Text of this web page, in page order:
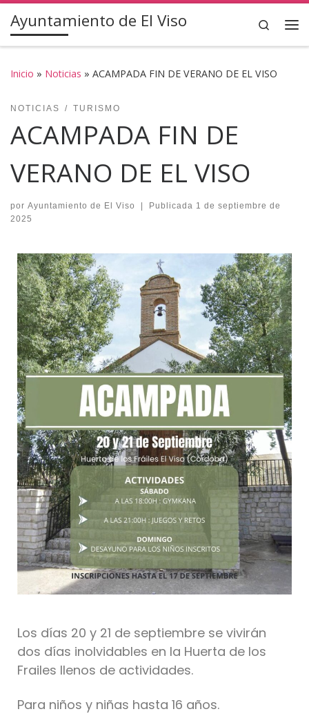
Saltar al contenido
Ayuntamiento de El Viso Search
Inicio » Noticias » ACAMPADA FIN DE VERANO DE EL VISO
NOTICIAS TURISMO
ACAMPADA FIN DE
VERANO DE EL VISO
por Ayuntamiento de El Viso | Publicada 1 de septiembre de
2025
Los días 20 y 21 de septiembre se vivirán
dos días inolvidables en la Huerta de los
Frailes llenos de actividades.
Para niños y niñas hasta 16 años.